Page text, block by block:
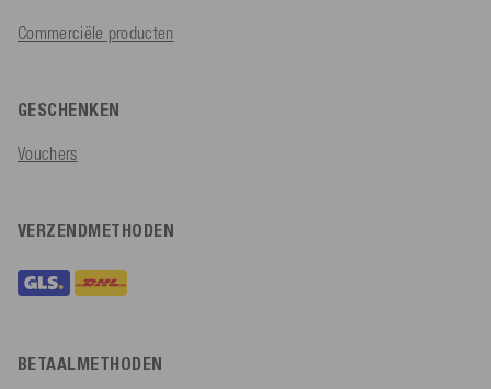
Commerciële producten
GESCHENKEN
Vouchers
VERZENDMETHODEN
BETAALMETHODEN